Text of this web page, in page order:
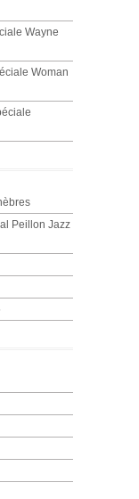
Wayne
Woman
Peillon Jazz